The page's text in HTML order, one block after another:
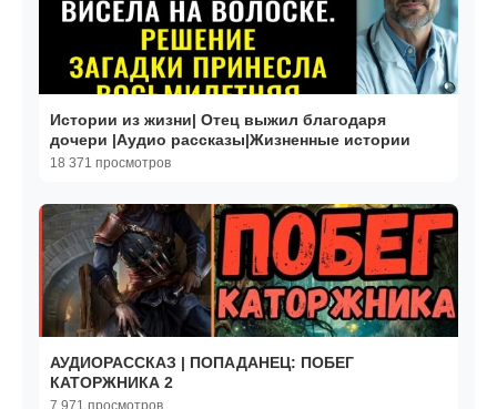
Истории из жизни| Отец выжил благодаря
дочери |Аудио рассказы|Жизненные истории
18 371 просмотров
АУДИОРАССКАЗ | ПОПАДАНЕЦ: ПОБЕГ
КАТОРЖНИКА 2